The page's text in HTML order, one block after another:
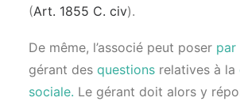
(Art. 1855 C. civ).
De même, l’associé peut poser par
gérant des questions relatives à la
sociale. Le gérant doit alors y